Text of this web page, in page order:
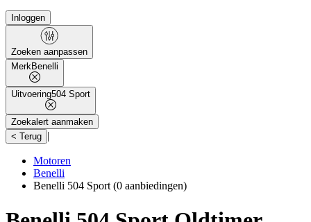
Inloggen
Zoeken aanpassen
MerkBenelli
Uitvoering504 Sport
Zoekalert aanmaken
< Terug |
Motoren
Benelli
Benelli 504 Sport (0 aanbiedingen)